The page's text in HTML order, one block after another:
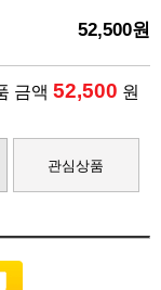
52,500원
금액 52,500 원
관심상품